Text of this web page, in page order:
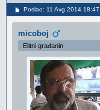
Poslao: 11 Avg 2014 18:47
micoboj
Elitni građanin